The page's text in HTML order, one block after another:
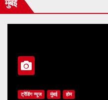
मुंबई
ट्रेंडिंग न्यूज मुंबई होम